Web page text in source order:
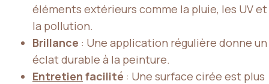
éléments extérieurs comme la pluie, les UV et
la pollution.
Brillance : Une application régulière donne un
éclat durable à la peinture.
Entretien facilité : Une surface cirée est plus